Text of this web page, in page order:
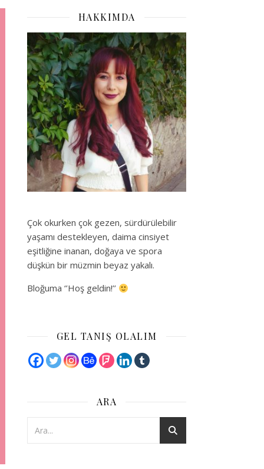
HAKKIMDA
Çok okurken çok gezen, sürdürülebilir
yaşamı destekleyen, daima cinsiyet
eşitliğine inanan, doğaya ve spora
düşkün bir müzmin beyaz yakalı.
Bloğuma ‘’Hoş geldin!’’
GEL TANIŞ OLALIM
ARA